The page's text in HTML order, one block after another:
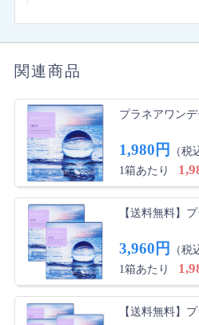
視界SSランカー さん
価格以上の使い心地で
入しました。実際に使ってみて
す。以前使用していたコンタク
く、適度な厚みがあるため、扱
けました。毎日平均12時間ほど
も気になりません。あえて気に
ば、箱からコンタクトを取り
分の目にはよく合っていたので
たいと思います。
ゆきりん さん
装着しにくい
関連商品
プラネアワン
1,980円
（税
1箱あたり
【送料無料】
3,960円
（税
1箱あたり
【送料無料】